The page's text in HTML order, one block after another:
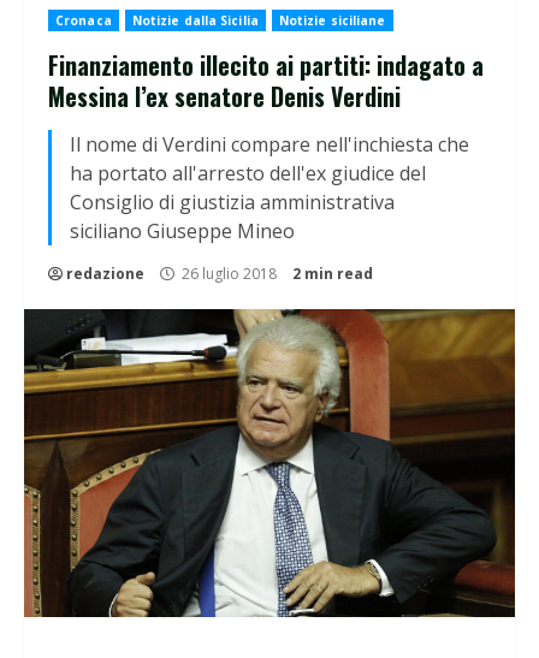
Cronaca Notizie dalla Sicilia Notizie siciliane
Finanziamento illecito ai partiti: indagato a
Messina l’ex senatore Denis Verdini
Il nome di Verdini compare nell'inchiesta che
ha portato all'arresto dell'ex giudice del
Consiglio di giustizia amministrativa
siciliano Giuseppe Mineo
redazione 26 luglio 2018 2 min read